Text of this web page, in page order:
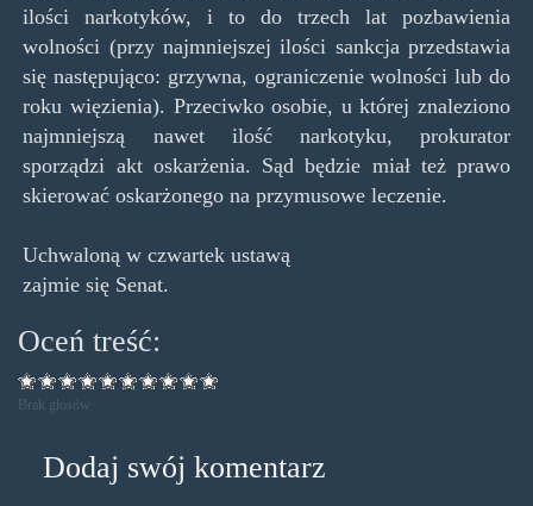
ilości narkotyków, i to do trzech lat pozbawienia
wolności (przy najmniejszej ilości sankcja przedstawia
się następująco: grzywna, ograniczenie wolności lub do
roku więzienia). Przeciwko osobie, u której znaleziono
najmniejszą nawet ilość narkotyku, prokurator
sporządzi akt oskarżenia. Sąd będzie miał też prawo
skierować oskarżonego na przymusowe leczenie.
Uchwaloną w czwartek ustawą
zajmie się Senat.
Oceń treść:
Brak głosów
Dodaj swój komentarz